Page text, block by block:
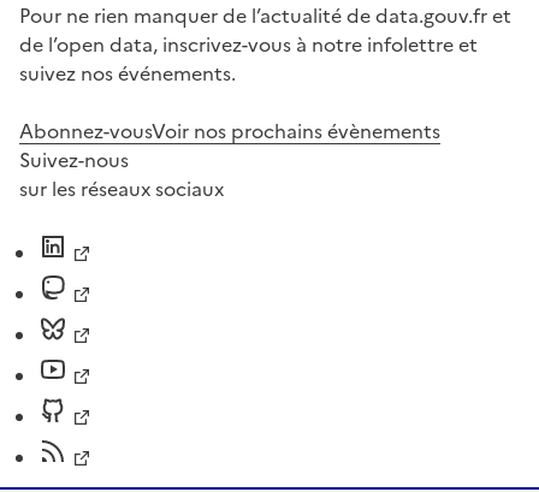
Pour ne rien manquer de l’actualité de data.gouv.fr et
de l’open data, inscrivez-vous à notre infolettre et
suivez nos événements.
Abonnez-vousVoir nos prochains évènements
Suivez-nous
sur les réseaux sociaux